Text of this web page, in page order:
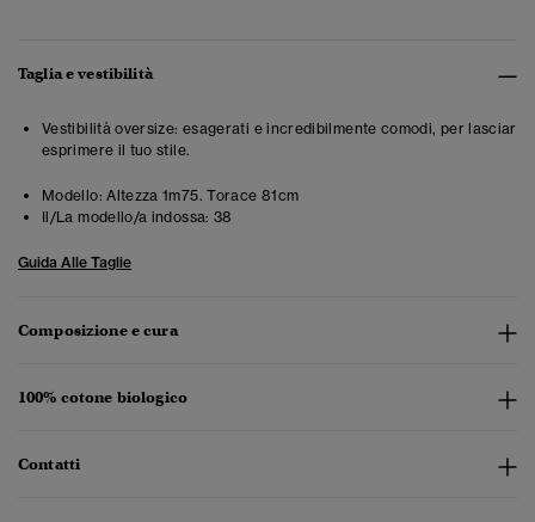
Taglia e vestibilità
Vestibilità oversize: esagerati e incredibilmente comodi, per lasciar
esprimere il tuo stile.
Modello: Altezza 1m75. Torace 81cm
Il/La modello/a indossa: 38
Guida Alle Taglie
Composizione e cura
100% cotone biologico
Contatti